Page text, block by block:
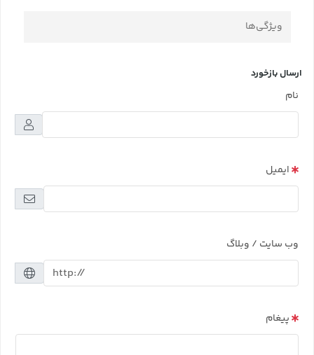
ویژگی‌ها
ارسال بازخورد
نام
ایمیل
وب سایت / وبلاگ
پیغام